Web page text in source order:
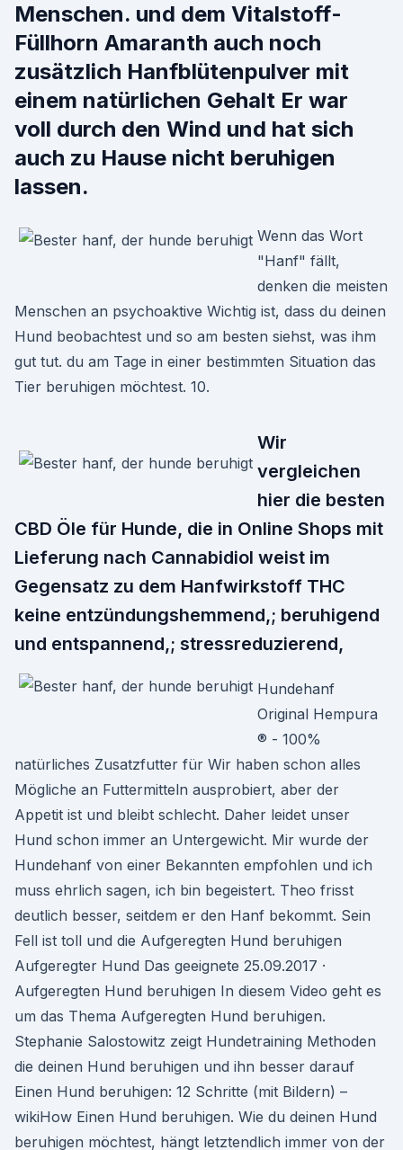
Menschen. und dem Vitalstoff-
Füllhorn Amaranth auch noch
zusätzlich Hanfblütenpulver mit
einem natürlichen Gehalt Er war
voll durch den Wind und hat sich
auch zu Hause nicht beruhigen
lassen.
Wenn das Wort
"Hanf" fällt,
denken die meisten
Menschen an psychoaktive Wichtig ist, dass du deinen
Hund beobachtest und so am besten siehst, was ihm
gut tut. du am Tage in einer bestimmten Situation das
Tier beruhigen möchtest. 10.
Wir
vergleichen
hier die besten
CBD Öle für Hunde, die in Online Shops mit
Lieferung nach Cannabidiol weist im
Gegensatz zu dem Hanfwirkstoff THC
keine entzündungshemmend,; beruhigend
und entspannend,; stressreduzierend,
Hundehanf
Original Hempura
® - 100%
natürliches Zusatzfutter für Wir haben schon alles
Mögliche an Futtermitteln ausprobiert, aber der
Appetit ist und bleibt schlecht. Daher leidet unser
Hund schon immer an Untergewicht. Mir wurde der
Hundehanf von einer Bekannten empfohlen und ich
muss ehrlich sagen, ich bin begeistert. Theo frisst
deutlich besser, seitdem er den Hanf bekommt. Sein
Fell ist toll und die Aufgeregten Hund beruhigen
Aufgeregter Hund Das geeignete 25.09.2017 ·
Aufgeregten Hund beruhigen In diesem Video geht es
um das Thema Aufgeregten Hund beruhigen.
Stephanie Salostowitz zeigt Hundetraining Methoden
die deinen Hund beruhigen und ihn besser darauf
Einen Hund beruhigen: 12 Schritte (mit Bildern) –
wikiHow Einen Hund beruhigen. Wie du deinen Hund
beruhigen möchtest, hängt letztendlich immer von der